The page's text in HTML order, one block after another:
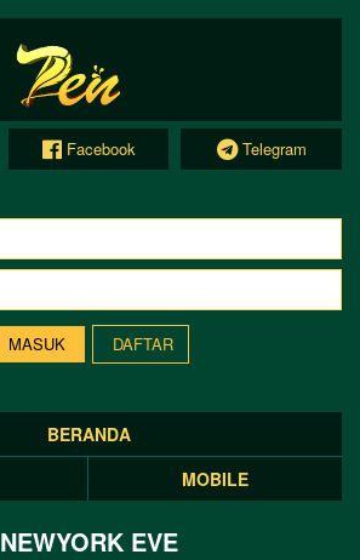
Facebook Telegram
DAFTAR
BERANDA
MOBILE
NEWYORK EVE